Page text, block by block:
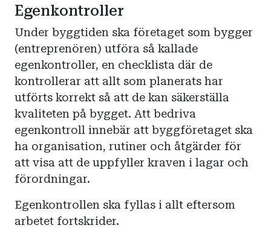
Egenkontroller
Under byggtiden ska företaget som bygger
(entreprenören) utföra så kallade
egenkontroller, en checklista där de
kontrollerar att allt som planerats har
utförts korrekt så att de kan säkerställa
kvaliteten på bygget. Att bedriva
egenkontroll innebär att byggföretaget ska
ha organisation, rutiner och åtgärder för
att visa att de uppfyller kraven i lagar och
förordningar.
Egenkontrollen ska fyllas i allt eftersom
arbetet fortskrider.